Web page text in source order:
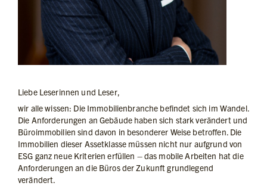
Liebe Leserinnen und Leser,
wir alle wissen: Die Immobilienbranche befindet sich im Wandel.
Die Anforderungen an Gebäude haben sich stark verändert und
Büroimmobilien sind davon in besonderer Weise betroffen. Die
Immobilien dieser Assetklasse müssen nicht nur aufgrund von
ESG ganz neue Kriterien erfüllen – das mobile Arbeiten hat die
Anforderungen an die Büros der Zukunft grundlegend
verändert.